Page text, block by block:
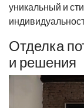
уникальный и
Отделка
и решения